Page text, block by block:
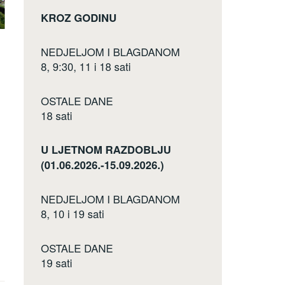
KROZ GODINU
NEDJELJOM I BLAGDANOM
8, 9:30, 11 i 18 sati
OSTALE DANE
18 sati
U LJETNOM RAZDOBLJU
(01.06.2026.-15.09.2026.)
NEDJELJOM I BLAGDANOM
8, 10 i 19 sati
OSTALE DANE
19 sati